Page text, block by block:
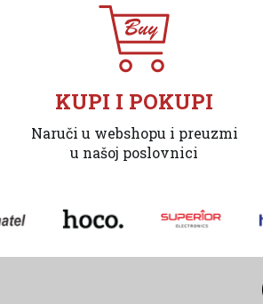
KUPI I POKUPI
Naruči u webshopu i preuzmi
u našoj poslovnici